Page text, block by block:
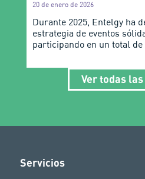
20 de enero de 2026
Durante 2025, Entelgy ha
estrategia de eventos
participando en un total de
Ver todas
Servicios